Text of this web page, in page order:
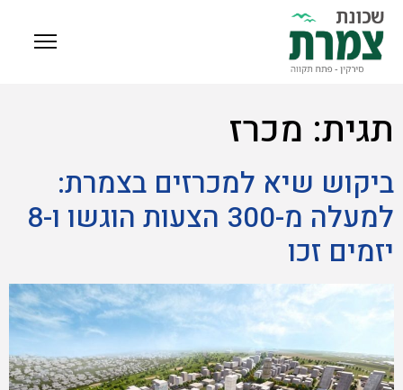
תגית: מכרז
ביקוש שיא למכרזים בצמרת:
למעלה מ-300 הצעות הוגשו ו-8
יזמים זכו